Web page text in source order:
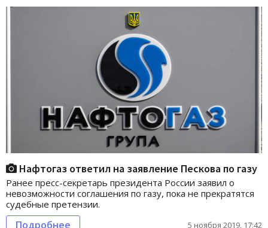
Нафтогаз ответил на заявление Пескова по газу
Ранее пресс-секретарь президента России заявил о
невозможности соглашения по газу, пока не прекратятся
судебные претензии.
Подробнее 5 ноября 2019, 17:42